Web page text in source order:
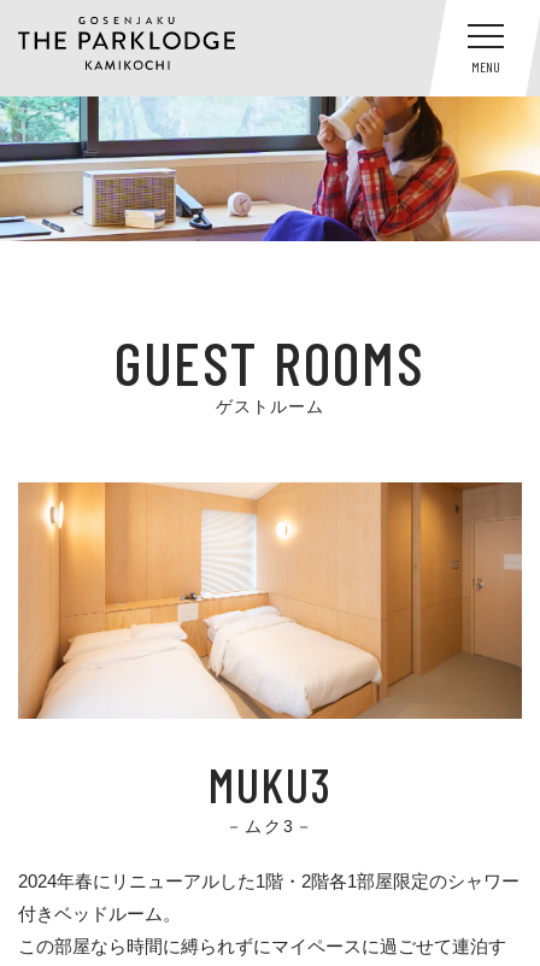
MENU
GUEST ROOMS
ゲストルーム
MUKU3
－ムク3－
2024年春にリニューアルした1階・2階各1部屋限定のシャワー
付きベッドルーム。
この部屋なら時間に縛られずにマイペースに過ごせて連泊す